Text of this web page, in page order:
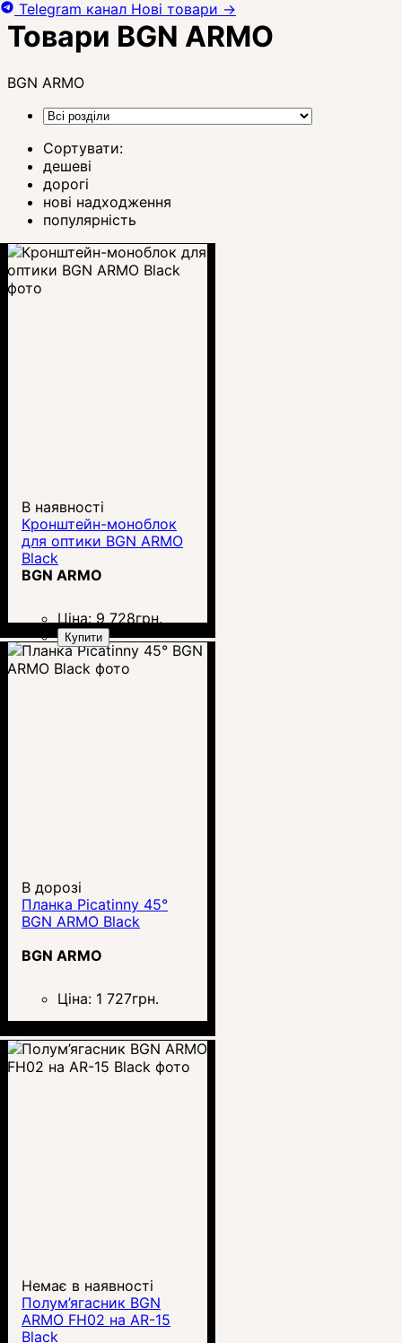
Товари BGN ARMO
BGN ARMO
Сортувати:
дешеві
дорогі
нові надходження
популярність
В наявності
Кронштейн-моноблок
для оптики BGN ARMO
Black
BGN ARMO
Ціна: 9 728грн.
Купити
В дорозі
Планка Picatinny 45°
BGN ARMO Black
BGN ARMO
Ціна: 1 727грн.
Немає в наявності
Полум’ягасник BGN
ARMO FH02 на AR-15
Black
Telegram канал Нові товари →